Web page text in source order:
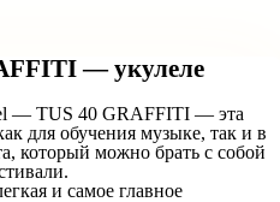
— укулеле
для обучения музыке, так и в
который можно брать с собой
и самое главное